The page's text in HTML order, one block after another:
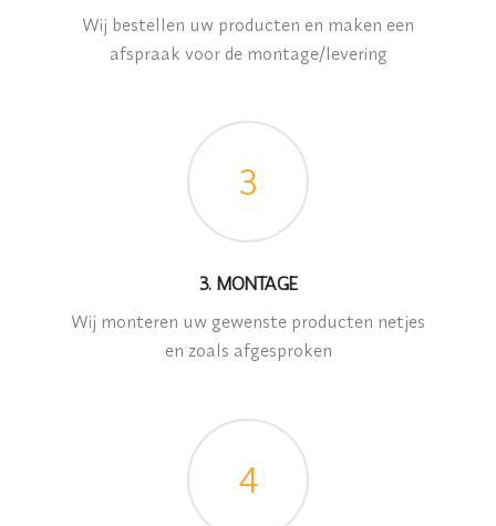
Wij bestellen uw producten en maken een
afspraak voor de montage/levering
3
3. MONTAGE
Wij monteren uw gewenste producten netjes
en zoals afgesproken
4